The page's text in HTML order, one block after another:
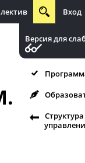
Вход
Версия для